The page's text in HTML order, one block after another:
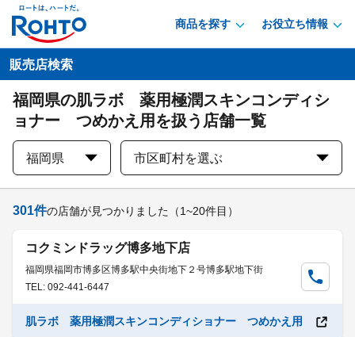
商品を探す お役立ち情報
販売店検索
福岡県の肌ラボ 薬用極潤スキンコンディシ
ョナー つめかえ用を扱う店舗一覧
福岡県 市区町村を選ぶ
301件の店舗が見つかりました （1~20件目）
コクミンドラッグ博多地下店
福岡県福岡市博多区博多駅中央街地下２号博多駅地下街
TEL: 092-441-6447
肌ラボ 薬用極潤スキンコンディショナー つめかえ用